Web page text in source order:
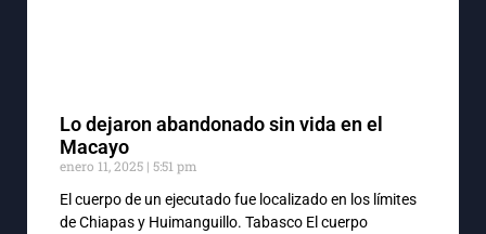
Lo dejaron abandonado sin vida en el
Macayo
enero 11, 2025 5:51 pm
El cuerpo de un ejecutado fue localizado en los límites
de Chiapas y Huimanguillo. Tabasco El cuerpo